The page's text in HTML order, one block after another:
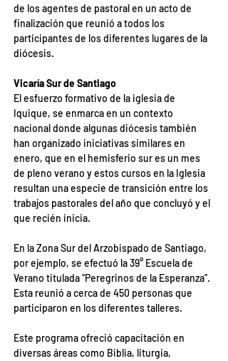
de los agentes de pastoral en un acto de
finalización que reunió a todos los
participantes de los diferentes lugares de la
diócesis.
Vicaría Sur de Santiago
El esfuerzo formativo de la iglesia de
Iquique, se enmarca en un contexto
nacional donde algunas diócesis también
han organizado iniciativas similares en
enero, que en el hemisferio sur es un mes
de pleno verano y estos cursos en la Iglesia
resultan una especie de transición entre los
trabajos pastorales del año que concluyó y el
que recién inicia.
En la Zona Sur del Arzobispado de Santiago,
por ejemplo, se efectuó la 39° Escuela de
Verano titulada “Peregrinos de la Esperanza”.
Esta reunió a cerca de 450 personas que
participaron en los diferentes talleres.
Este programa ofreció capacitación en
diversas áreas como Biblia, liturgia,